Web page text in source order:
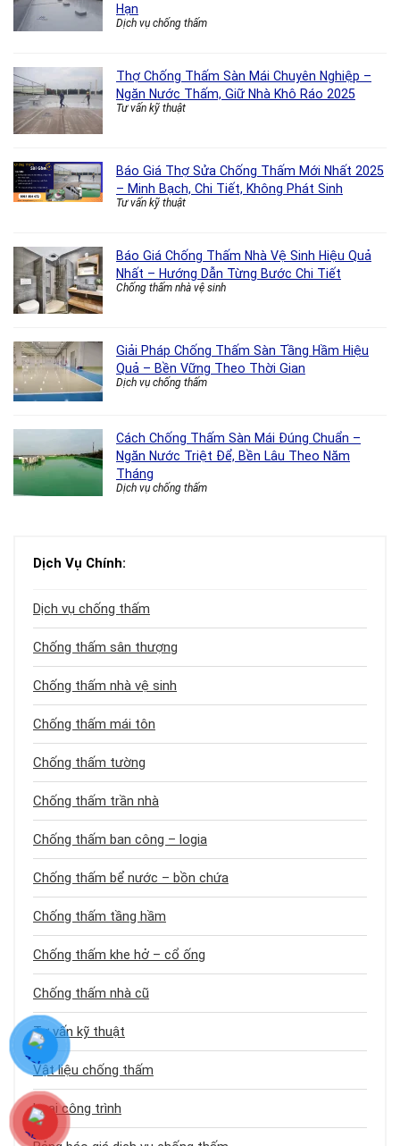
Hạn
Dịch vụ chống thấm
Thợ Chống Thấm Sàn Mái Chuyên Nghiệp –
Ngăn Nước Thấm, Giữ Nhà Khô Ráo 2025
Tư vấn kỹ thuật
Báo Giá Thợ Sửa Chống Thấm Mới Nhất 2025
– Minh Bạch, Chi Tiết, Không Phát Sinh
Tư vấn kỹ thuật
Báo Giá Chống Thấm Nhà Vệ Sinh Hiệu Quả
Nhất – Hướng Dẫn Từng Bước Chi Tiết
Chống thấm nhà vệ sinh
Giải Pháp Chống Thấm Sàn Tầng Hầm Hiệu
Quả – Bền Vững Theo Thời Gian
Dịch vụ chống thấm
Cách Chống Thấm Sàn Mái Đúng Chuẩn –
Ngăn Nước Triệt Để, Bền Lâu Theo Năm
Tháng
Dịch vụ chống thấm
Dịch Vụ Chính:
Dịch vụ chống thấm
Chống thấm sân thượng
Chống thấm nhà vệ sinh
Chống thấm mái tôn
Chống thấm tường
Chống thấm trần nhà
Chống thấm ban công – logia
Chống thấm bể nước – bồn chứa
Chống thấm tầng hầm
Chống thấm khe hở – cổ ống
Chống thấm nhà cũ
Tư vấn kỹ thuật
Vật liệu chống thấm
Loại công trình